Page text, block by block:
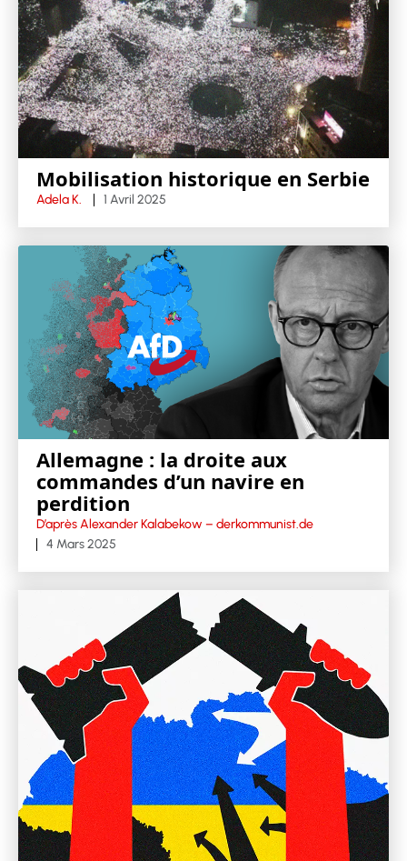
Mobilisation historique en Serbie
Adela K. 1 Avril 2025
Allemagne : la droite aux
commandes d’un navire en
perdition
D’après Alexander Kalabekow – derkommunist.de
4 Mars 2025